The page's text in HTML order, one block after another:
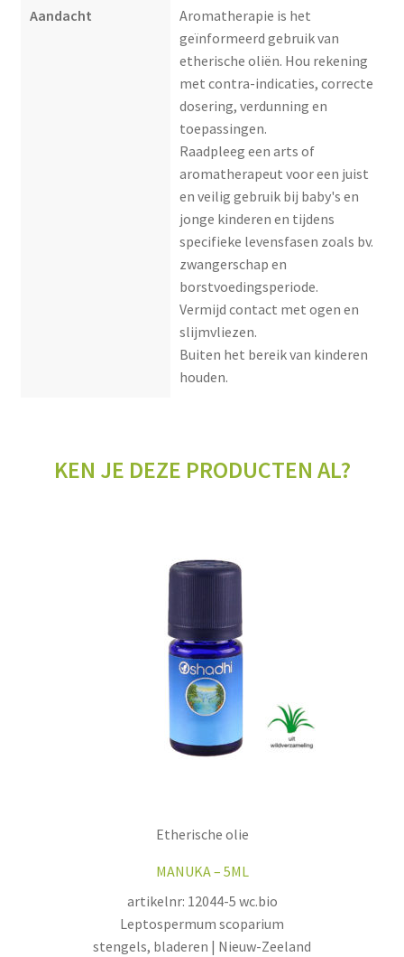
Aandacht
Aromatherapie is het
geïnformeerd gebruik van
etherische oliën. Hou rekening
met contra-indicaties, correcte
dosering, verdunning en
toepassingen.
Raadpleeg een arts of
aromatherapeut voor een juist
en veilig gebruik bij baby's en
jonge kinderen en tijdens
specifieke levensfasen zoals bv.
zwangerschap en
borstvoedingsperiode.
Vermijd contact met ogen en
slijmvliezen.
Buiten het bereik van kinderen
houden.
KEN JE DEZE PRODUCTEN AL?
Etherische olie
MANUKA – 5ML
artikelnr: 12044-5 wc.bio
Leptospermum scoparium
stengels, bladeren | Nieuw-Zeeland